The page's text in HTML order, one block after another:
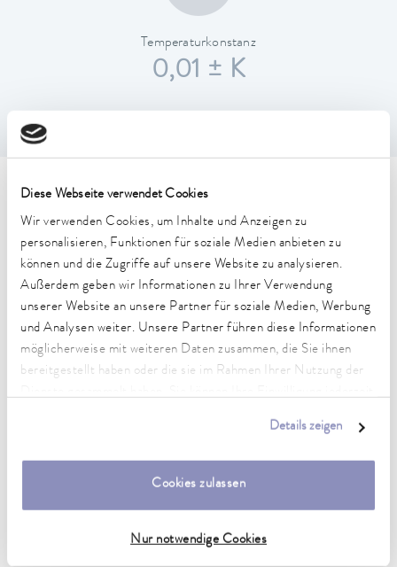
Diese Webseite verwendet Cookies
Wir verwenden Cookies, um Inhalte und Anzeigen zu
personalisieren, Funktionen für soziale Medien anbieten zu
können und die Zugriffe auf unsere Website zu analysieren.
Außerdem geben wir Informationen zu Ihrer Verwendung
unserer Website an unsere Partner für soziale Medien, Werbung
und Analysen weiter. Unsere Partner führen diese Informationen
möglicherweise mit weiteren Daten zusammen, die Sie ihnen
bereitgestellt haben oder die sie im Rahmen Ihrer Nutzung der
Details zeigen
Cookies zulassen
Nur notwendige Cookies
Temperaturkonstanz
0,01 ± K
Technische Merkmale (nach
DIN 12876)
Arbeitstemperaturbereich
40 ... 250 °C
Arbeitstemperaturbereich mit Wasserkühlung
20 ... 250 °C
Betriebstemperaturbereich
Umgebungstemperaturbereich